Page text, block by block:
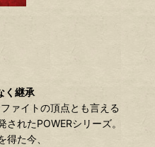
く継承
ァイトの頂点とも言える
れたPOWERシリーズ。
た今、